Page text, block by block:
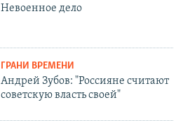
Невоенное дело
ГРАНИ ВРЕМЕНИ
Андрей Зубов: "Россияне считают
советскую власть своей"